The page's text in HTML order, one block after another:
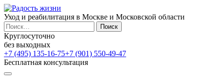
Уход и реабилитация в Москве и Московской области
Найти:
Круглосуточно
без выходных
+7 (495) 135-16-75+7 (901) 550-49-47
Бесплатная консультация